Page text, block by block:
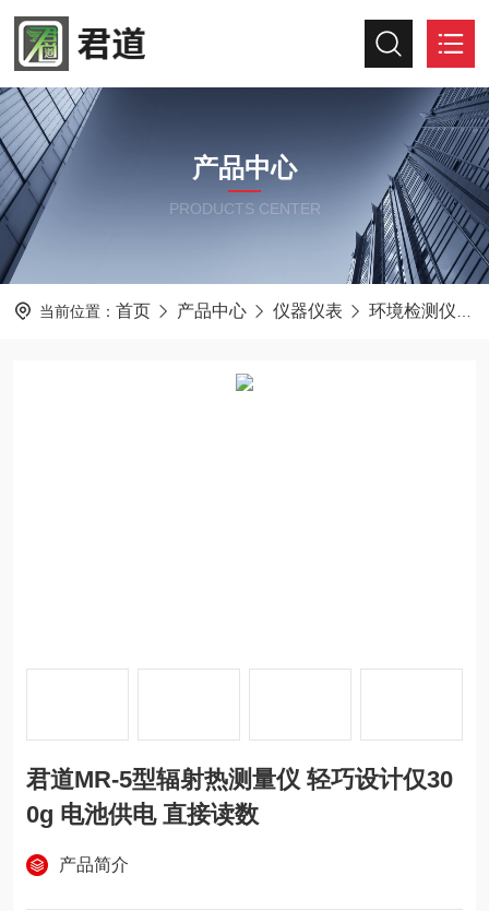
产品中心
PRODUCTS CENTER
当前位置： 首页 产品中心 仪器仪表 环境检测仪器
君道MR-5型辐射热测量仪 轻巧设计仅30
0g 电池供电 直接读数
产品简介